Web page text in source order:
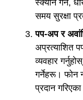
स्क्यान गर्न,
समय सुरक्षा
पप-अप र
अप्रत्याशित
व्यवहार
गर्नेहरू। फोन
प्रदान